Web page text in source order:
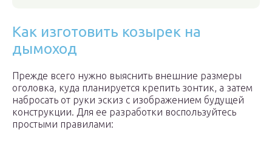
Как изготовить козырек на
дымоход
Прежде всего нужно выяснить внешние размеры
оголовка, куда планируется крепить зонтик, а затем
набросать от руки эскиз с изображением будущей
конструкции. Для ее разработки воспользуйтесь
простыми правилами: